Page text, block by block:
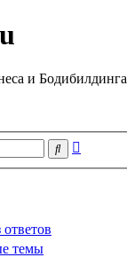
и Бодибилдинга
Поиск
темы